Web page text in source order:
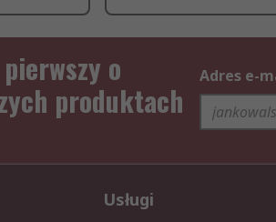
o
produktach
Adres e-
Usługi